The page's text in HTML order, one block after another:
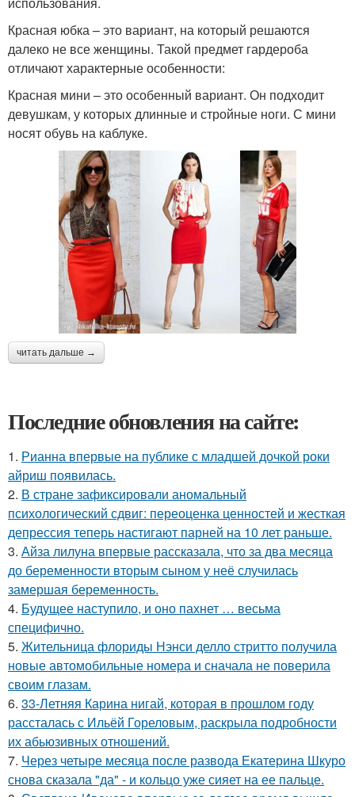
Красная юбка – это вариант, на который решаются
далеко не все женщины. Такой предмет гардероба
отличают характерные особенности:
Красная мини – это особенный вариант. Он подходит
девушкам, у которых длинные и стройные ноги. С мини
носят обувь на каблуке.
читать дальше →
Последние обновления на сайте:
1. Рианна впервые на публике с младшей дочкой роки
айриш появилась.
2. В стране зафиксировали аномальный
психологический сдвиг: переоценка ценностей и жесткая
депрессия теперь настигают парней на 10 лет раньше.
3. Айза лилуна впервые рассказала, что за два месяца
до беременности вторым сыном у неё случилась
замершая беременность.
4. Будущее наступило, и оно пахнет … весьма
специфично.
5. Жительница флориды Нэнси делло стритто получила
новые автомобильные номера и сначала не поверила
своим глазам.
6. 33-Летняя Карина нигай, которая в прошлом году
рассталась с Ильёй Гореловым, раскрыла подробности
их абьюзивных отношений.
7. Через четыре месяца после развода Екатерина Шкуро
снова сказала "да" - и кольцо уже сияет на ее пальце.